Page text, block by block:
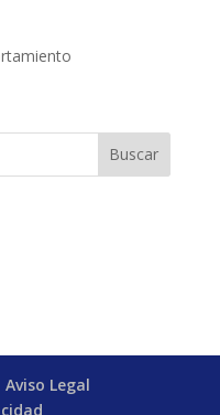
Aviso Legal